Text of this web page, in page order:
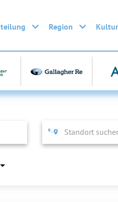
Region Kultur